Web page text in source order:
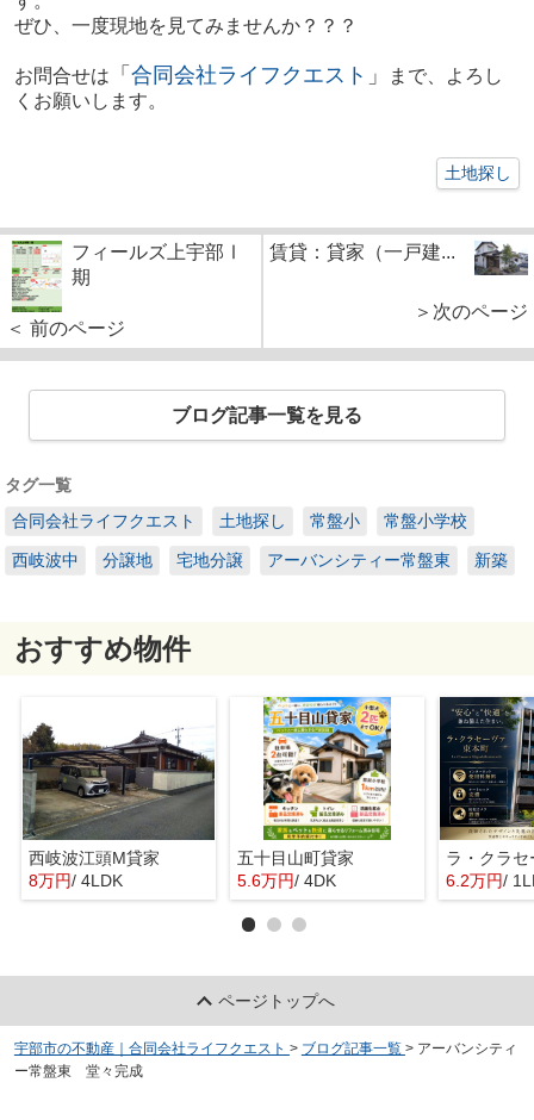
ぜひ、一度現地を見てみませんか？？？
お問合せは 「 合同会社ライフクエスト 」
まで、よろし
くお願いします。
土地探し
フィールズ上宇部Ⅰ
期
＜ 前のページ
賃貸：貸家（一戸建...
＞次のページ
ブログ記事一覧を見る
タグ一覧
合同会社ライフクエスト
土地探し 常盤小 常盤小学校
西岐波中 分譲地 宅地分譲 アーバンシティー常盤東 新築
おすすめ物件
西岐波江頭M貸家
8万円/ 4LDK
五十目山町貸家
5.6万円/ 4DK 6.2万円/
ページトップへ
宇部市の不動産｜合同会社ライフクエスト > ブログ記事一覧 > アーバンシティ
ー常盤東 堂々完成